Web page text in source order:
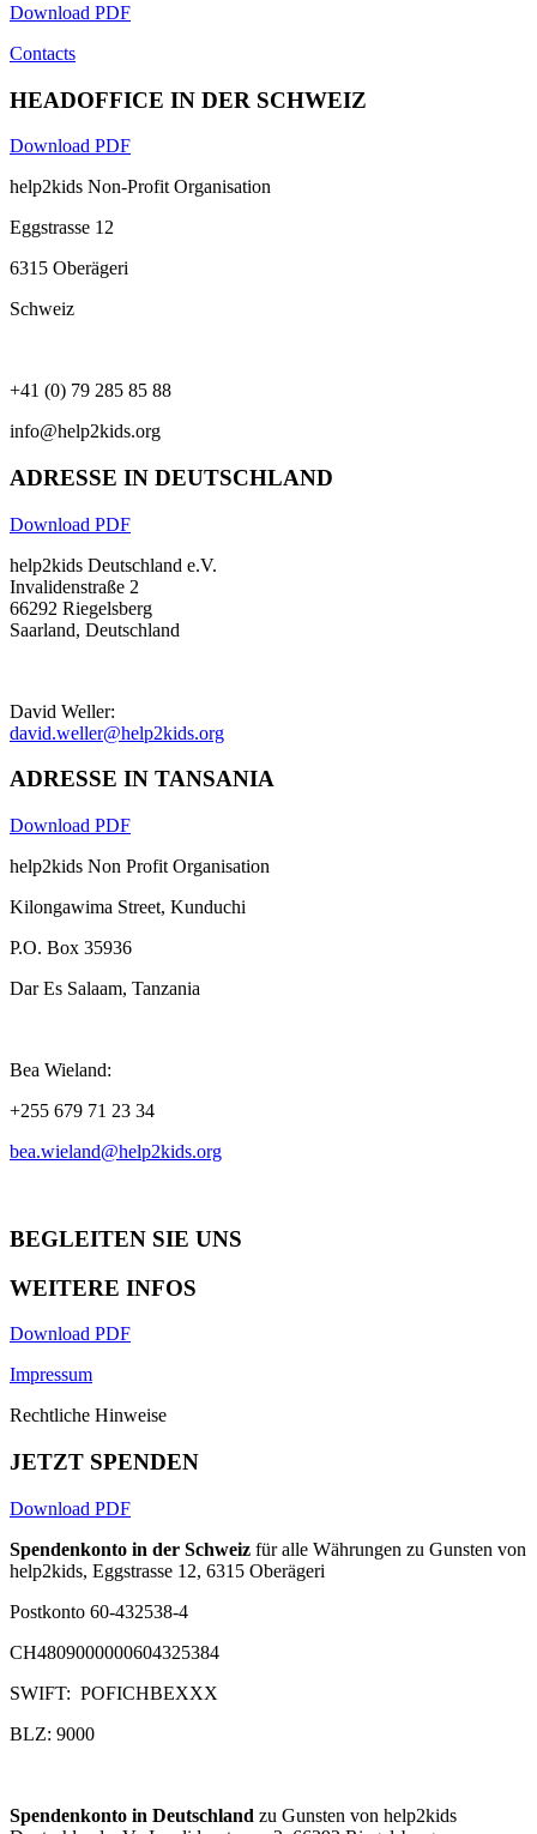
Download PDF
Contacts
HEADOFFICE IN DER SCHWEIZ
Download PDF
help2kids Non-Profit Organisation
Eggstrasse 12
6315 Oberägeri
Schweiz
+41 (0) 79 285 85 88
info@help2kids.org
ADRESSE IN DEUTSCHLAND
Download PDF
help2kids Deutschland e.V.
Invalidenstraße 2
66292 Riegelsberg
Saarland, Deutschland
David Weller:
david.weller@help2kids.org
ADRESSE IN TANSANIA
Download PDF
help2kids Non Profit Organisation
Kilongawima Street, Kunduchi
P.O. Box 35936
Dar Es Salaam, Tanzania
Bea Wieland:
+255 679 71 23 34
bea.wieland@help2kids.org
BEGLEITEN SIE UNS
WEITERE INFOS
Download PDF
Impressum
Rechtliche Hinweise
JETZT SPENDEN
Download PDF
Spendenkonto in der Schweiz für alle Währungen zu Gunsten von
help2kids, Eggstrasse 12, 6315 Oberägeri
Postkonto 60-432538-4
CH4809000000604325384
SWIFT: POFICHBEXXX
BLZ: 9000
Spendenkonto in Deutschland zu Gunsten von help2kids